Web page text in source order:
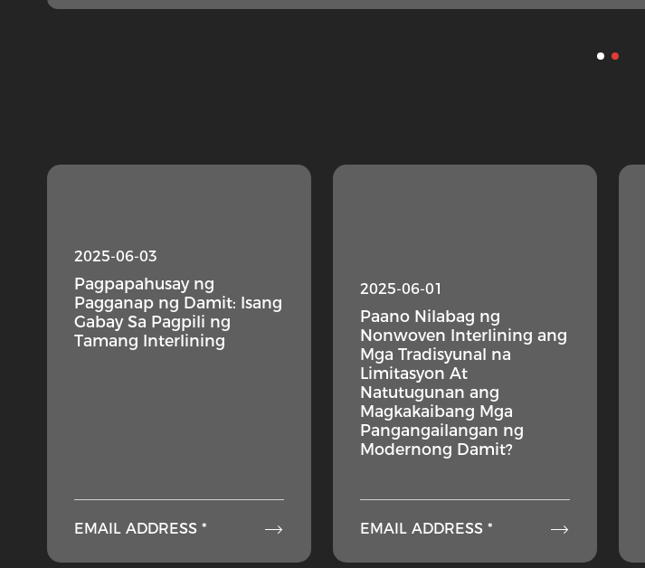
2025-06-03
Pagpapahusay ng
Pagganap ng Damit: Isang
Gabay Sa Pagpili ng
Tamang Interlining
EMAIL ADDRESS * 
2025-06-01
Paano Nilabag ng
Nonwoven Interlining ang
Mga Tradisyunal na
Limitasyon At
Natutugunan ang
Magkakaibang Mga
Pangangailangan ng
Modernong Damit?
EMAIL ADDRESS * 